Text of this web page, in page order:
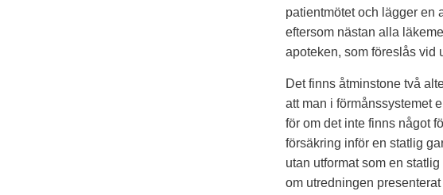
patientmötet och lägger en
eftersom nästan alla
apoteken, som föreslås vid
Det finns åtminstone två
att man i förmånssystemet
för om det inte finns något
försäkring inför en statlig
utan utformat som en
om utredningen